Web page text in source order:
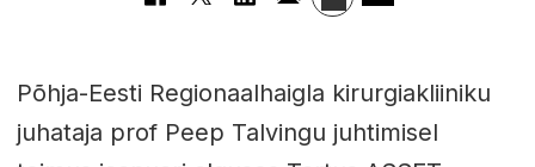
Põhja-Eesti Regionaalhaigla kirurgiakliiniku
juhataja prof Peep Talvingu juhtimisel